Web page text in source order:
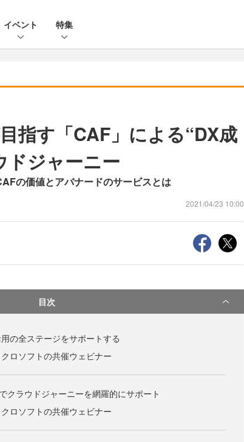
イベント 特集
指す「CAF」による“DX成
ドジャーニー
の価値とアバナードのサービスとは
2021/04/23 10:00
目次
の全ステージをサポートする
ロソフトの共催ウェビナー
クラウドジャーニーを網羅的にサポート
ロソフトの共催ウェビナー